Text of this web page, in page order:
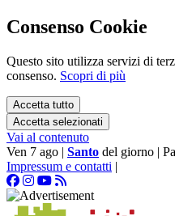
Consenso Cookie
Questo sito utilizza servizi di
consenso. Scopri di più
Accetta tutto
Accetta selezionati
Vai al contenuto
Ven 7 ago | Santo del giorno |
Impressum e contatti |